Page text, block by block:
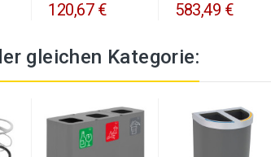
120,67 € 583,49 €
gleichen Kategorie: